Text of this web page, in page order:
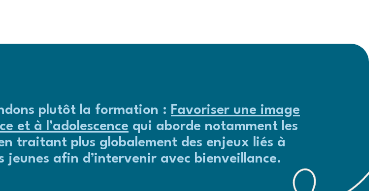
plutôt la formation : Favoriser une image
et à l’adolescence qui aborde notamment les
traitant plus globalement des enjeux liés à
jeunes afin d’intervenir avec bienveillance.